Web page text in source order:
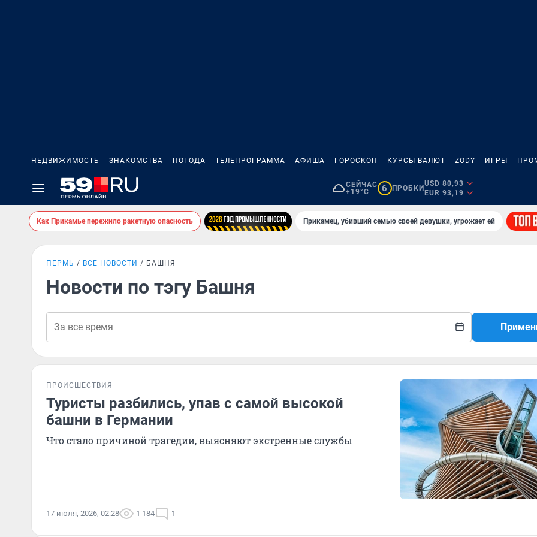
НЕДВИЖИМОСТЬ ЗНАКОМСТВА ПОГОДА ТЕЛЕПРОГРАММА АФИША ГОРОСКОП КУРСЫ ВАЛЮТ ZODY ИГРЫ
СЕЙЧАС
+19°C
6 ПРОБКИ
USD 80,93
EUR 93,19
Как Прикамье пережило ракетную опасность Прикамец, убивший семью своей девушки, угрожает ей
ПЕРМЬ ВСЕ НОВОСТИ БАШНЯ
Новости по тэгу Башня
ПРОИСШЕСТВИЯ
Туристы разбились, упав с самой высокой
башни в Германии
Что стало причиной трагедии, выясняют экстренные службы
17 июля, 2026, 02:28 1 184 1